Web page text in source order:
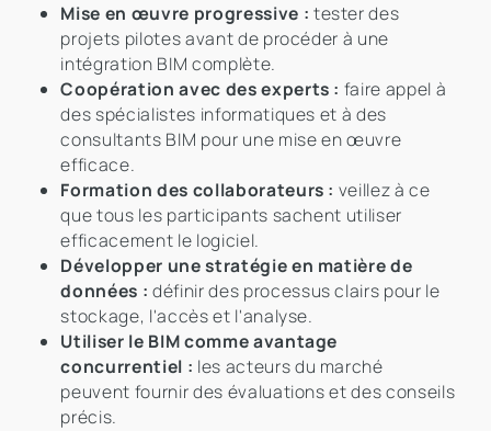
Mise en œuvre progressive : tester des
projets pilotes avant de procéder à une
intégration BIM complète.
Coopération avec des experts : faire appel à
des spécialistes informatiques et à des
consultants BIM pour une mise en œuvre
efficace.
Formation des collaborateurs : veillez à ce
que tous les participants sachent utiliser
efficacement le logiciel.
Développer une stratégie en matière de
données : définir des processus clairs pour le
stockage, l'accès et l'analyse.
Utiliser le BIM comme avantage
concurrentiel : les acteurs du marché
peuvent fournir des évaluations et des conseils
précis.